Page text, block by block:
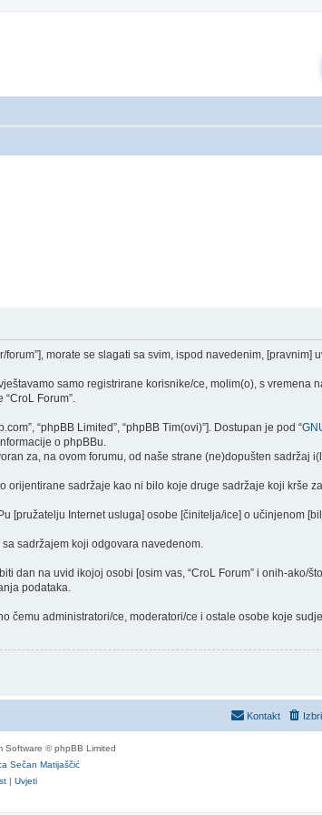
forum”], morate se slagati sa svim, ispod navedenim,
samo registrirane korisnike/ce, molim(o), s vremena
Forum”.
“phpBB Limited”, “phpBB Tim(ovi)”]. Dostupan je pod “
o phpBBu.
za, na ovom forumu, od naše strane (ne)dopušten sadržaj
sadržaje kao ni bilo koje druge sadržaje koji krše
Internet usluga] osobe [činitelja/ice] o učinjenom
sadržajem koji odgovara navedenom.
na uvid ikojoj osobi [osim vas, “CroL Forum” i onih-ako/
podataka.
administratori/ce, moderatori/ce i ostale osobe koje
Kontakt
Software © phpBB Limited
Sečan Matijaščić
| Uvjeti